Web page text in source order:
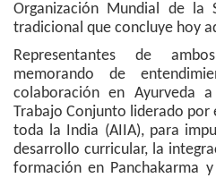
Organización Mundial de la
tradicional que concluye hoy
Representantes de
memorando de
colaboración en Ayurveda
Trabajo Conjunto liderado por
toda la India (AIIA), para
desarrollo curricular, la
formación en Panchakarma